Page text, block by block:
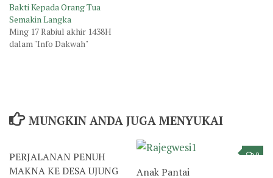
Bakti Kepada Orang Tua
Semakin Langka
Ming 17 Rabiul akhir 1438H
dalam "Info Dakwah"
MUNGKIN ANDA JUGA MENYUKAI
PERJALANAN PENUH
MAKNA KE DESA UJUNG
0
Anak Pantai